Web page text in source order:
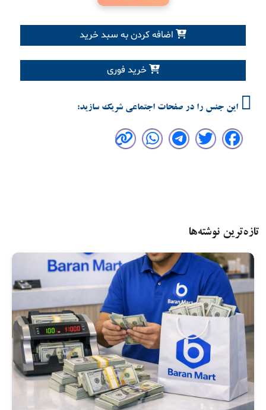
اضافه کردن به سبد خرید
خرید فوری
این جنس را در صفحات اجتماعی شریک سازید:
تازه‌ترین نوشته‌ها